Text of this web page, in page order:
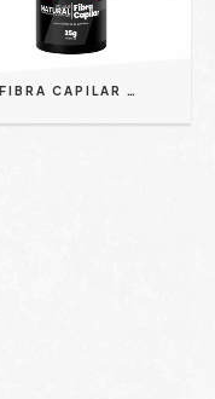
FIBRA CAPILAR COM VOLUME NATURAL PRETO - ALFA LOOK'S 25G